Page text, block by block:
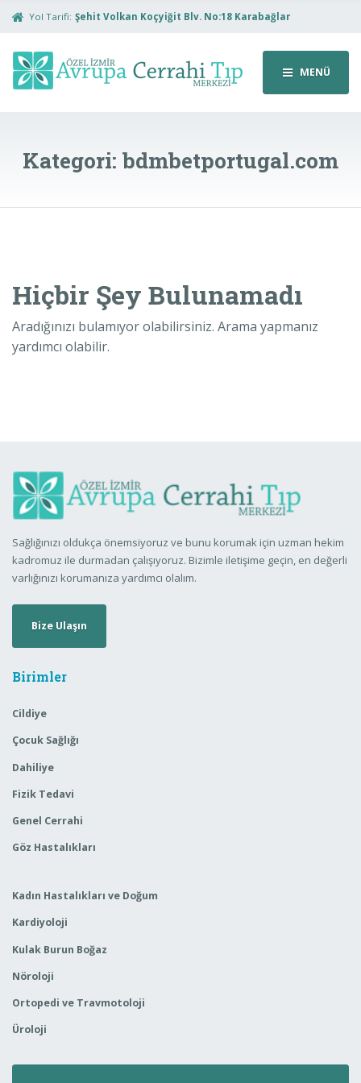
Yol Tarifi: Şehit Volkan Koçyiğit Blv. No:18 Karabağlar
MENÜ
Kategori: bdmbetportugal.com
Hiçbir Şey Bulunamadı
Aradığınızı bulamıyor olabilirsiniz. Arama yapmanız
yardımcı olabilir.
Sağlığınızı oldukça önemsiyoruz ve bunu korumak için uzman hekim
kadromuz ile durmadan çalışıyoruz. Bizimle iletişime geçin, en değerli
varlığınızı korumanıza yardımcı olalım.
Bize Ulaşın
Birimler
Cildiye
Çocuk Sağlığı
Dahiliye
Fizik Tedavi
Genel Cerrahi
Göz Hastalıkları
Kadın Hastalıkları ve Doğum
Kardiyoloji
Kulak Burun Boğaz
Nöroloji
Ortopedi ve Travmotoloji
Üroloji